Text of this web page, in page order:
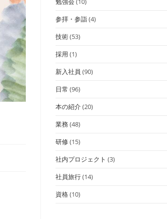
参拝・参詣(4)
技術(53)
採用 (1)
新入社員 (90)
日常 (96)
本の紹介(20)
業務(48)
研修(15)
社内プロジェクト (3)
社員旅行(14)
資格(10)